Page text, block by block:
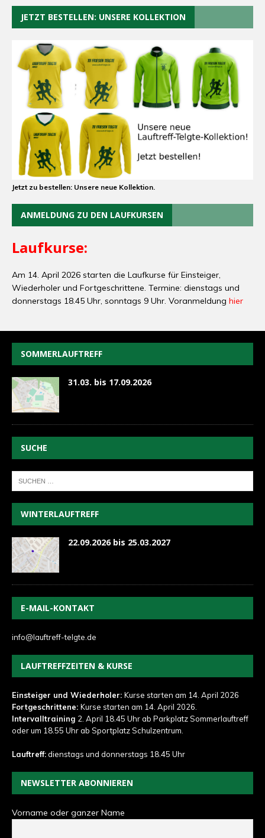
JETZT BESTELLEN: UNSERE KOLLEKTION
Jetzt zu bestellen: Unsere neue Kollektion.
ANMELDUNG ZU DEN LAUFKURSEN
Laufkurse:
Am 14. April 2026 starten die Laufkurse für Einsteiger,
Wiederholer und Fortgeschrittene. Termine: dienstags und
donnerstags 18.45 Uhr, sonntags 9 Uhr. Voranmeldung hier
SOMMERLAUFTREFF
31.03. bis 17.09.2026
SUCHE
WINTERLAUFTREFF
22.09.2026 bis 25.03.2027
E-MAIL-KONTAKT
info@lauftreff-telgte.de
LAUFTREFFZEITEN & KURSE
Einsteiger und Wiederholer: Kurse starten am 14. April 2026
Fortgeschrittene: Kurse starten am 14. April 2026.
Intervalltraining 2. April 18.45 Uhr ab Parkplatz Sommerlauftreff
oder um 18.55 Uhr ab Sportplatz Schulzentrum.
Lauftreff:dienstags und donnerstags 18.45 Uhr
NEWSLETTER ABONNIEREN
Vorname oder ganzer Name